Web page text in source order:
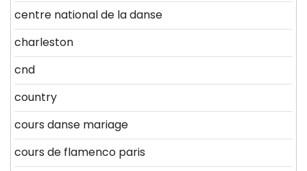
centre national de la danse
charleston
cnd
country
cours danse mariage
cours de flamenco paris